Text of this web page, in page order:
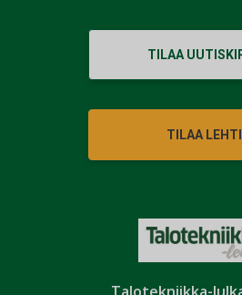
Talotekniikka-
TILAA
TILAA LEHTI